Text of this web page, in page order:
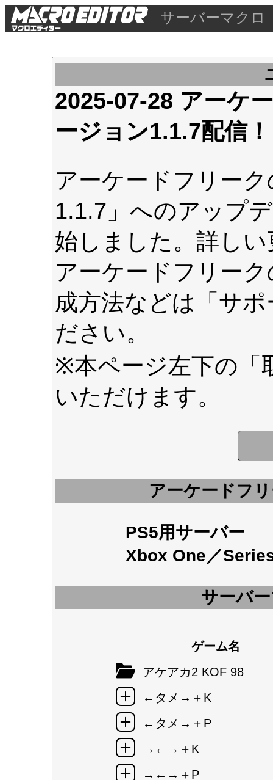
サーバーマクロ
2025-07-28 アーケ
ージョン1.1.7配信！
アーケードフリー
1.1.7」へのアップ
始しました。詳し
アーケードフリー
成方法などは 「サ
ださい。
※本ページ左下の
いただけます。
アーケードフ
PS5用サーバー
Xbox One／
サーバ
ゲーム名
アケアカ2 KOF 98
←タメ→＋K
←タメ→＋P
→←→＋K
→←→＋P